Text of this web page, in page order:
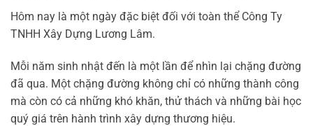
Hôm nay là một ngày đặc biệt đối với toàn thể Công Ty
TNHH Xây Dựng Lương Lâm.
Mỗi năm sinh nhật đến là một lần để nhìn lại chặng đường
đã qua. Một chặng đường không chỉ có những thành công
mà còn có cả những khó khăn, thử thách và những bài học
quý giá trên hành trình xây dựng thương hiệu.